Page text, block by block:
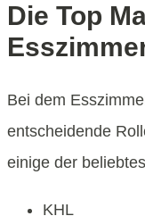
Die Top
Bei dem
entscheidende
einige der
KHL